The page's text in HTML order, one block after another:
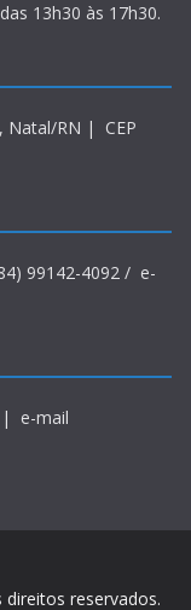
13h30 às 17h30.
Natal/RN | CEP
99142-4092 / e-
| e-mail
direitos reservados.